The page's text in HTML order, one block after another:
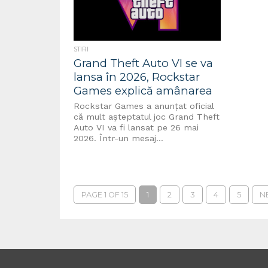
STIRI
Grand Theft Auto VI se va
lansa în 2026, Rockstar
Games explică amânarea
Rockstar Games a anunțat oficial
că mult așteptatul joc Grand Theft
Auto VI va fi lansat pe 26 mai
2026. Într-un mesaj...
PAGE 1 OF 15 1 2 3 4 5